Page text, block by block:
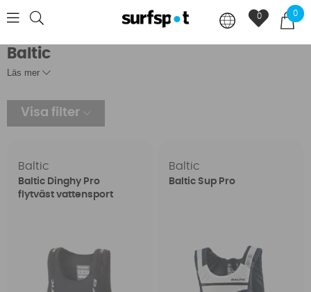
0
0
Baltic
Läs mer
Visa filter
Baltic
Baltic Dinghy Pro
flytväst vattensport
Baltic
Baltic Sup Pro